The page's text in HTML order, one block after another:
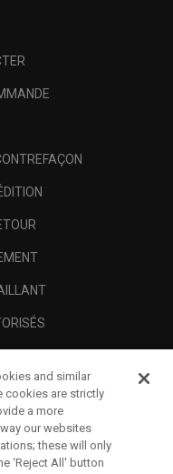
and similar
cookies are strictly
a more
our websites
these will only
‘Reject All' button